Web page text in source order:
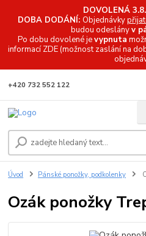
DOVOLENÁ
DOBA DODÁNÍ: Objednávky
budou odeslányv
Po dobu dovolené jevypnuta
informacíZDE (možnost zaslání na
+420 732 552 122
Úvod Pánské ponožky, podkolenky
Ozák ponožky